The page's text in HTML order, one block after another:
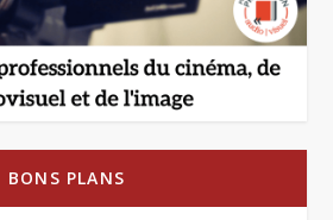
BONS PLANS